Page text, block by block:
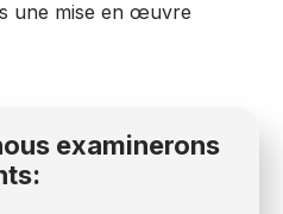
une mise en œuvre
examinerons